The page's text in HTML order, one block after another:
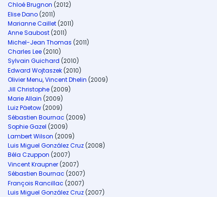
Chloé Brugnon (2012)
Elise Dano (2011)
Marianne Caillet (2011)
Anne Saubost (2011)
Michel-Jean Thomas (2011)
Charles Lee (2010)
Sylvain Guichard (2010)
Edward Wojtaszek (2010)
Olivier Menu,Vincent Dhelin (2009)
Jill Christophe (2009)
Marie Allain (2009)
Luiz Päetow (2009)
Sébastien Bournac (2009)
Sophie Gazel (2009)
Lambert Wilson (2009)
Luis Miguel González Cruz (2008)
Béla Czuppon (2007)
Vincent Kraupner (2007)
Sébastien Bournac (2007)
François Rancillac (2007)
Luis Miguel González Cruz (2007)